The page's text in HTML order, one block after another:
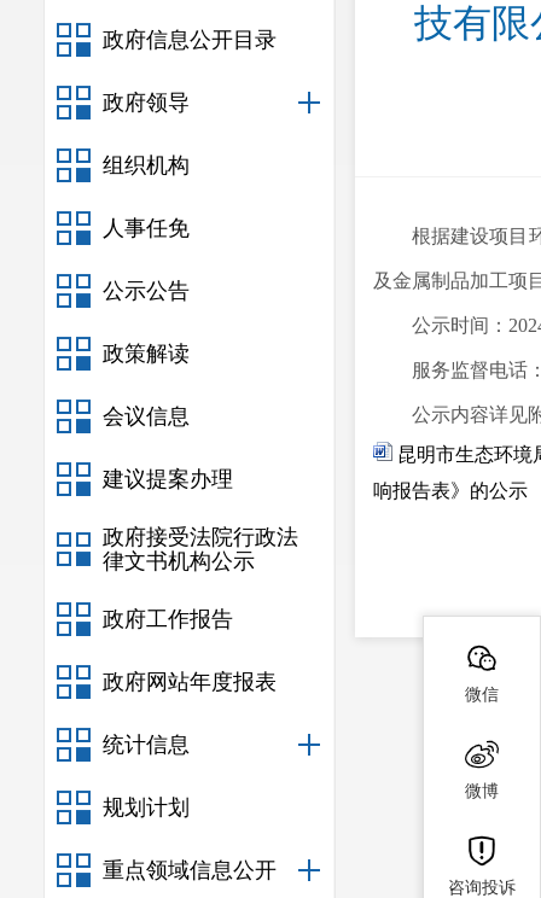
政府信息公开目录
政府领导
组织机构
人事任免
公示公告
政策解读
会议信息
建议提案办理
政府接受法院行政法
律文书机构公示
政府工作报告
政府网站年度报表
统计信息
规划计划
重点领域信息公开
技有限
根据建设项目
及金属制品加工项
公示时间： 202
服务监督电话
公示内容详见
昆明市生态环境
响报告表》的公示
微信
微博
咨询投诉